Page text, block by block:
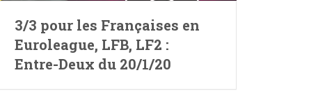
3/3 pour les Françaises en
Euroleague, LFB, LF2 :
Entre-Deux du 20/1/20